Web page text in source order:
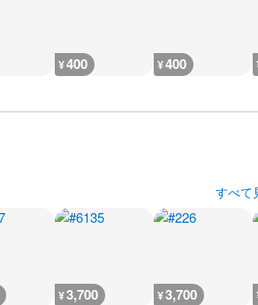
¥400 ¥400
すべて
¥3,700 ¥3,700